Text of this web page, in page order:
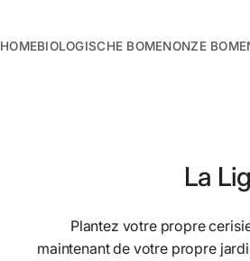
HOMEBIOLOGISCHE BOMENONZE
La
Plantez votre propre
maintenant de votre propre